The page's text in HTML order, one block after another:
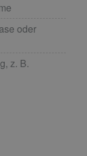
oder
z. B.